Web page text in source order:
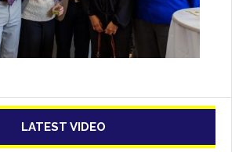
LATEST VIDEO